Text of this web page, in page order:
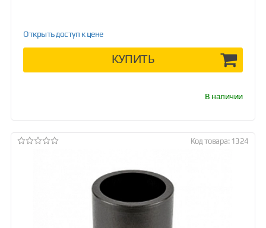
Открыть доступ к цене
КУПИТЬ
В наличии
Код товара: 1324